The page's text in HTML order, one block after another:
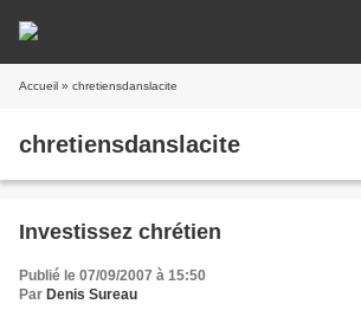
Accueil » chretiensdanslacite
chretiensdanslacite
Investissez chrétien
Publié le 07/09/2007 à 15:50
Par Denis Sureau